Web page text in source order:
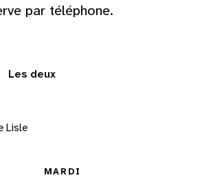
par téléphone.
Les deux
Lisle
MARDI